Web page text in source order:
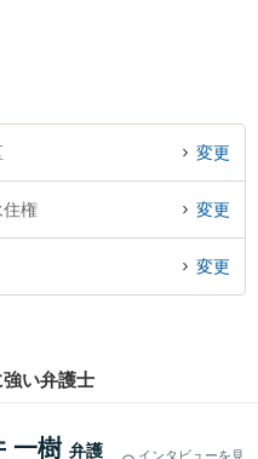
変更
住権 変更
変更
い弁護士
一樹 弁護
インタビューを見